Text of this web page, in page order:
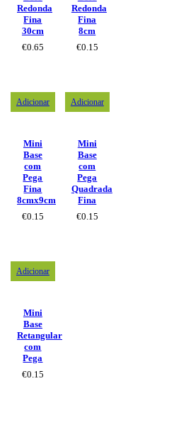
Redonda
Fina
30cm
€0.65
Redonda
Fina
8cm
€0.15
Adicionar
Mini
Base
com
Pega
Fina
8cmx9cm
€0.15
Adicionar
Mini
Base
com
Pega
Quadrada
Fina
€0.15
Adicionar
Mini
Base
Retangular
com
Pega
€0.15